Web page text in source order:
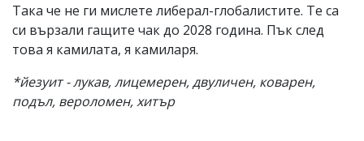
Така че не ги мислете либерал-глобалистите. Те са
си вързали гащите чак до 2028 година. Пък след
това я камилата, я камиларя.
*йезуит - лукав, лицемерен, двуличен, коварен,
подъл, вероломен, хитър